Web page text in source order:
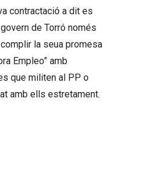
contractació a dit es
de Torró només
la seua promesa
Empleo” amb
que militen al PP o
amb ells estretament.